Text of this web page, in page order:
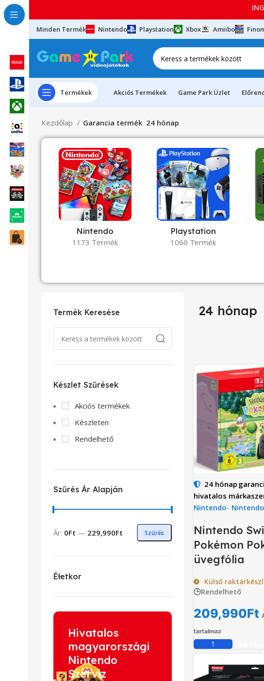
Minden Termék Nintendo Playstation Xbox Amiibo
Termékek Akciós Termékek Game Park Üzlet
Kezdőlap Garancia termék 24 hónap
Nintendo
1173 Termék
Playstation
1060 Termék
Termék Keresése
Készlet Szűrések
Akciós termékek
Készleten
Rendelhető
Szűrés Ár Alapján
Szűrés
Ár: 0Ft — 229,990Ft
Életkor
Hivatalos
magyarországi
Nintendo
Szerviz
24 hónap
24 hónap
hivatalos
Nintendo-
Nintendo
Pokémon
üvegfólia
Külső
🕒Rendelhető
209,990Ft
tartalmaz
Kosárba